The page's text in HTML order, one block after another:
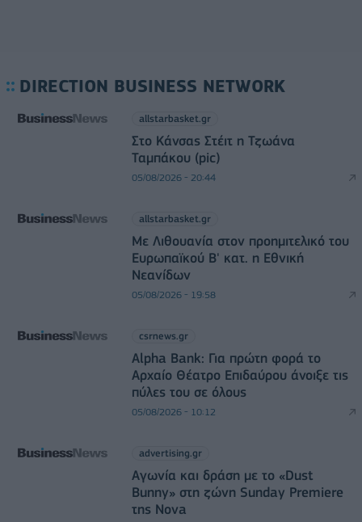
DIRECTION BUSINESS NETWORK
allstarbasket.gr
Στο Κάνσας Στέιτ η Τζωάνα
Ταμπάκου (pic)
05/08/2026 - 20:44
allstarbasket.gr
Με Λιθουανία στον προημιτελικό του
Ευρωπαϊκού Β' κατ. η Εθνική
Νεανίδων
05/08/2026 - 19:58
csrnews.gr
Alpha Bank: Για πρώτη φορά το
Αρχαίο Θέατρο Επιδαύρου άνοιξε τις
πύλες του σε όλους
05/08/2026 - 10:12
advertising.gr
Αγωνία και δράση με το «Dust
Bunny» στη ζώνη Sunday Premiere
της Nova